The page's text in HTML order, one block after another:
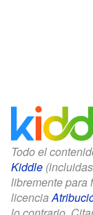
Todo el
Kiddle
libremente para
licencia